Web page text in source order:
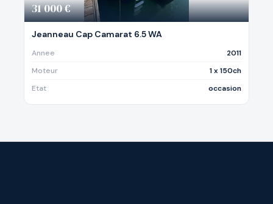
31 000 €
Jeanneau Cap Camarat 6.5 WA
Annee
2011
Moteur
1 x 150ch
Etat
occasion